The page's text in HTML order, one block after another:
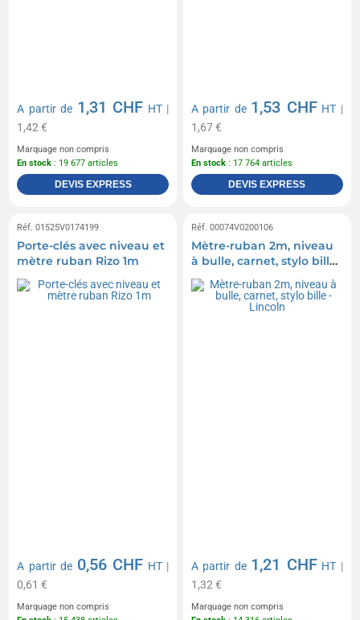
A partir de 1,31 CHF HT|
1,42 €
Marquage non compris
En stock : 19 677 articles
DEVIS EXPRESS
A partir de 1,53 CHF HT |
1,67 €
Marquage non compris
En stock : 17 764 articles
DEVIS EXPRESS
Réf. 01525V0174199
Porte-clés avec niveau et
mètre ruban Rizo 1m
A partir de 0,56 CHF HT|
0,61 €
Marquage non compris
Réf. 00074V0200106
Mètre-ruban 2m, niveau
à bulle, carnet, stylo bille
- Lincoln
A partir de 1,21 CHF HT |
1,32 €
Marquage non compris